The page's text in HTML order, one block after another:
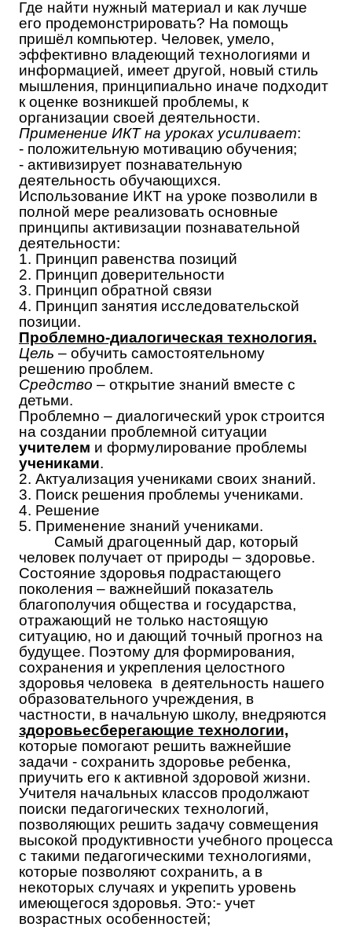
Где найти нужный материал и как лучше
его продемонстрировать? На помощь
пришёл компьютер. Человек, умело,
эффективно владеющий технологиями и
информацией, имеет другой, новый стиль
мышления, принципиально иначе подходит
к оценке возникшей проблемы, к
организации своей деятельности.
Применение ИКТ на уроках усиливает:
- положительную мотивацию обучения;
- активизирует познавательную
деятельность обучающихся.
Использование ИКТ на уроке позволили в
полной мере реализовать основные
принципы активизации познавательной
деятельности:
1. Принцип равенства позиций
2. Принцип доверительности
3. Принцип обратной связи
4. Принцип занятия исследовательской
позиции.
Проблемно-диалогическая технология.
Цель – обучить самостоятельному
решению проблем.
Средство – открытие знаний вместе с
детьми.
Проблемно – диалогический урок строится
на создании проблемной ситуации
учителем и формулирование проблемы
учениками.
2. Актуализация учениками своих знаний.
3. Поиск решения проблемы учениками.
4. Решение
5. Применение знаний учениками.
Самый драгоценный дар, который
человек получает от природы – здоровье.
Состояние здоровья подрастающего
поколения – важнейший показатель
благополучия общества и государства,
отражающий не только настоящую
ситуацию, но и дающий точный прогноз на
будущее. Поэтому для формирования,
сохранения и укрепления целостного
здоровья человека в деятельность нашего
образовательного учреждения, в
частности, в начальную школу, внедряются
здоровьесберегающие технологии,
которые помогают решить важнейшие
задачи - сохранить здоровье ребенка,
приучить его к активной здоровой жизни.
Учителя начальных классов продолжают
поиски педагогических технологий,
позволяющих решить задачу совмещения
высокой продуктивности учебного процесса
с такими педагогическими технологиями,
которые позволяют сохранить, а в
некоторых случаях и укрепить уровень
имеющегося здоровья. Это:- учет
возрастных особенностей;